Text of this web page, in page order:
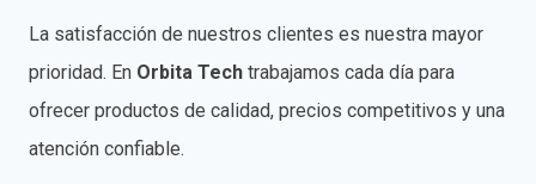
La satisfacción de nuestros clientes es nuestra mayor
prioridad. En Orbita Tech trabajamos cada día para
ofrecer productos de calidad, precios competitivos y una
atención confiable.